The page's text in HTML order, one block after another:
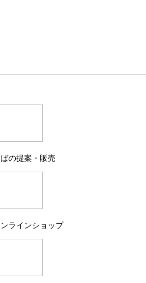
の提案・販売
ラインショップ